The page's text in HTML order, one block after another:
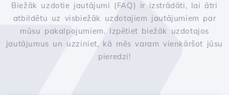
Biežāk uzdotie jautājumi (FAQ) ir izstrādāti, lai ātri
atbildētu uz visbiežāk uzdotajiem jautājumiem par
mūsu pakalpojumiem. Izpētiet biežāk uzdotajos
jautājumus un uzziniet, kā mēs varam vienkāršot jūsu
pieredzi!